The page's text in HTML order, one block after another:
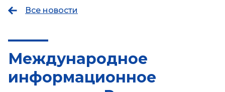
Все новости
Международное
информационное